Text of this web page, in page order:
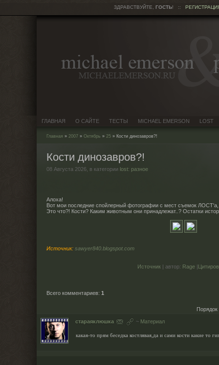
ЗДРАВСТВУЙТЕ,ГОСТЬ! ::
ГЛАВНАЯ О САЙТЕ ТЕСТЫ MICHAEL EMERSON LOST
Главная » 2007 » Октябрь » 25 » Кости динозавров?!
Кости динозавров?!
08 Августа 2026, в категории lost: разное
Алоха!
Вот мои последние спойлерный фотографии с мест съемок ЛОСТ'а,
Это что?! Кости? Каким животным они принадлежат..? Остатки
Источник: sawyer840.blogspot.com
Источник | автор: Rage |
Всего комментариев: 1
стараяклюшка ~ Материал
какая-то прям беседка костлявая,да и сами кости какие то